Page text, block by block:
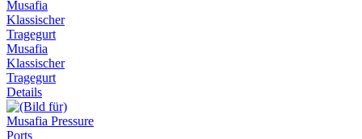
Musafia
Klassischer
Tragegurt
Details